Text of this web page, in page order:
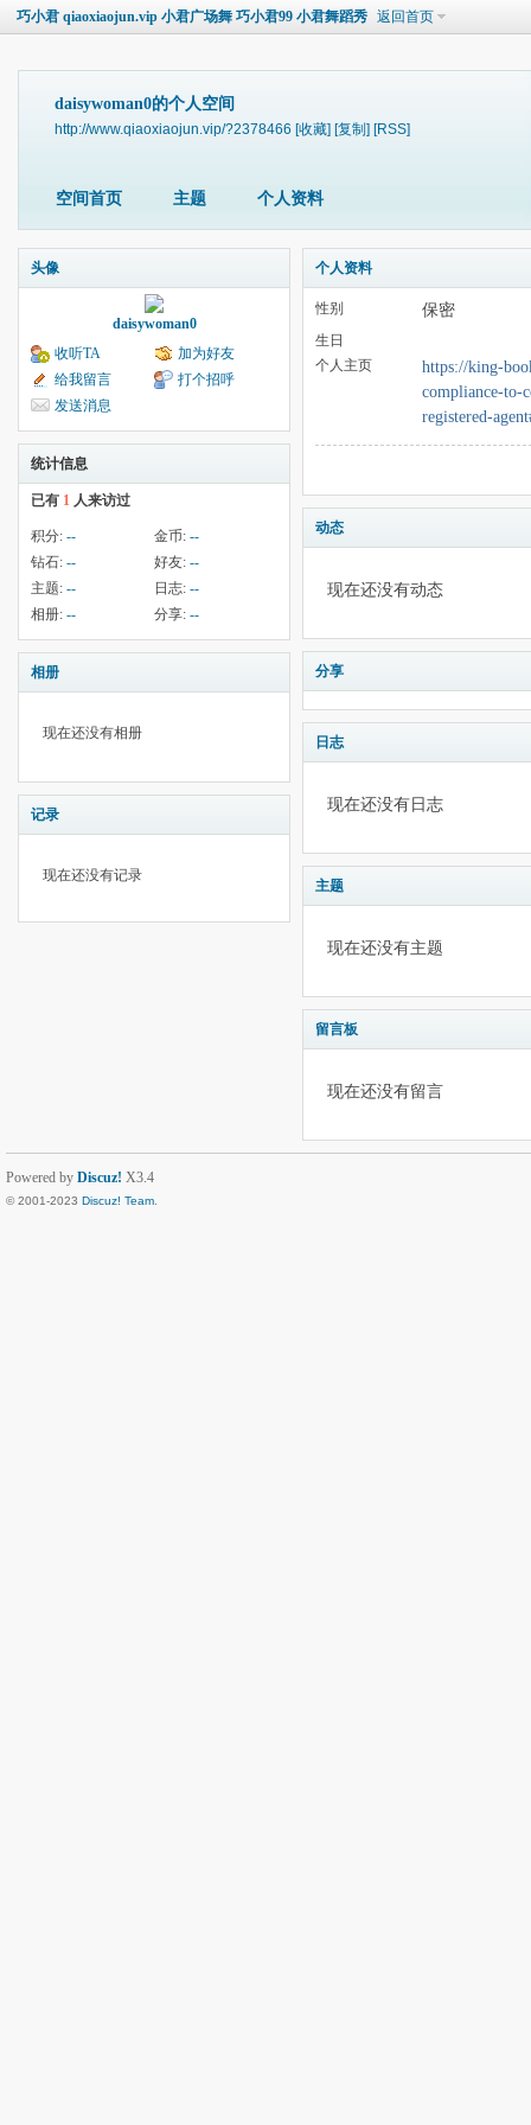
巧小君 qiaoxiaojun.vip 小君广场舞 巧小君99 小君舞蹈秀 返回首页
daisywoman0的个人空间
http://www.qiaoxiaojun.vip/?2378466 [收藏] [复制] [RSS]
空间首页 主题 个人资料
头像
daisywoman0
收听TA
加为好友
给我留言
打个招呼
发送消息
统计信息
已有 1 人来访过
积分: -- 金币: --
钻石: -- 好友: --
主题: -- 日志: --
相册: -- 分享: --
相册
现在还没有相册
记录
现在还没有记录
个人资料
性别 保密
生日
个人主页
https://king-
compliance-to-
registered-
动态
现在还没有动态
分享
日志
现在还没有日志
主题
现在还没有主题
留言板
现在还没有留言
Powered by Discuz! X3.4
© 2001-2023 Discuz! Team